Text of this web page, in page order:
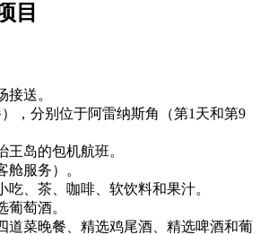
目
送。
，分别位于阿雷纳斯角（第1天和第9
岛的包机航班。
舱服务）。
吃、茶、咖啡、软饮料和果汁。
葡萄酒。
道菜晚餐、精选鸡尾酒、精选啤酒和葡